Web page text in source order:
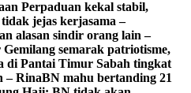
Perpaduan kekal stabil,
jejas kerjasama –
alasan sindir orang lain –
semarak patriotisme,
di Pantai Timur Sabah tingkat
– RinaBN mahu bertanding 21